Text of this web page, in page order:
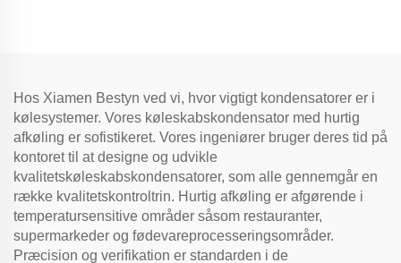
Hos Xiamen Bestyn ved vi, hvor vigtigt kondensatorer er i
kølesystemer. Vores køleskabskondensator med hurtig
afkøling er sofistikeret. Vores ingeniører bruger deres tid på
kontoret til at designe og udvikle
kvalitetskøleskabskondensatorer, som alle gennemgår en
række kvalitetskontroltrin. Hurtig afkøling er afgørende i
temperatursensitive områder såsom restauranter,
supermarkeder og fødevareprocesseringsområder.
Præcision og verifikation er standarden i de